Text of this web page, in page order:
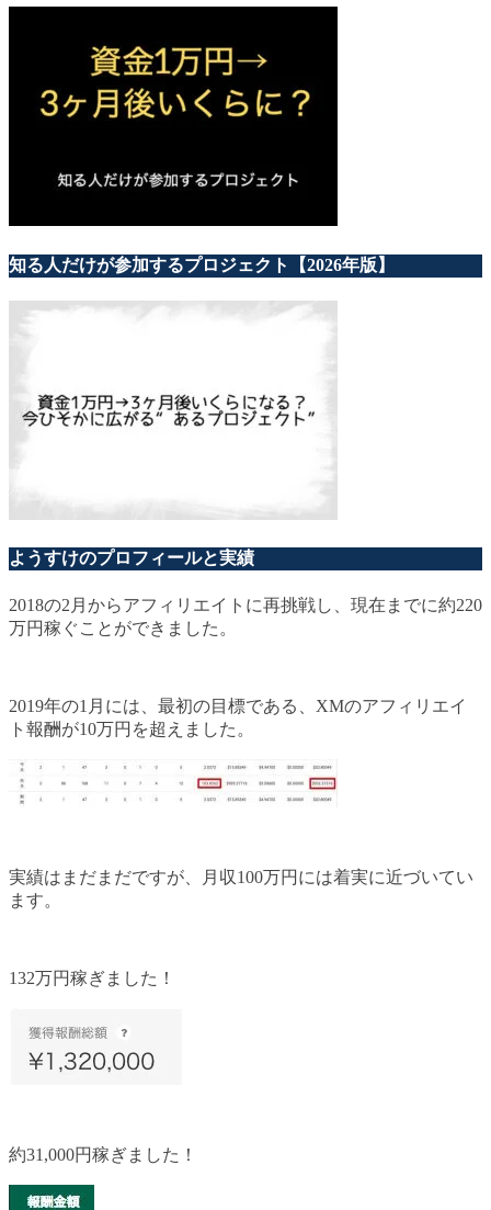
知る人だけが参加するプロジェクト【2026年版】
ようすけのプロフィールと実績
2018の2月からアフィリエイトに再挑戦し、現在までに約220
万円稼ぐことができました。
2019年の1月には、最初の目標である、XMのアフィリエイ
ト報酬が10万円を超えました。
実績はまだまだですが、月収100万円には着実に近づいてい
ます。
132万円稼ぎました！
約31,000円稼ぎました！